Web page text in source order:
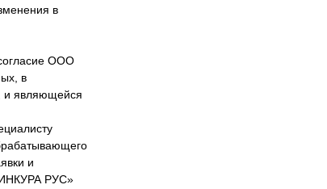
в
ООО
в
и являющейся
и
РУС»